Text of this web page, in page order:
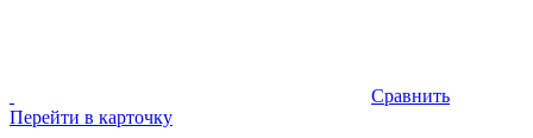
Сравнить
Перейти в карточку